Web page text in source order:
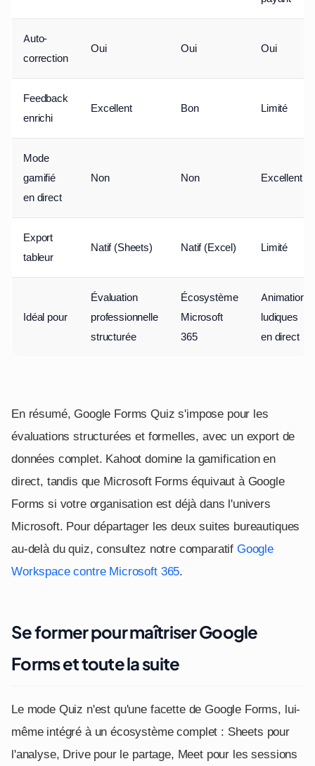
Auto-
correction
Oui Oui Oui
Feedback
enrichi
Excellent Bon Limité
Mode
gamifié
en direct
Non Non Excellent
Export
tableur
Natif (Sheets) Natif (Excel) Limité
Idéal pour
Évaluation
professionnelle
structurée
Écosystème
Microsoft
365
Animations
ludiques
en direct
En résumé, Google Forms Quiz s'impose pour les
évaluations structurées et formelles, avec un export de
données complet. Kahoot domine la gamification en
direct, tandis que Microsoft Forms équivaut à Google
Forms si votre organisation est déjà dans l'univers
Microsoft. Pour départager les deux suites bureautiques
au-delà du quiz, consultez notre comparatif Google
Workspace contre Microsoft 365.
Se former pour maîtriser Google
Forms et toute la suite
Le mode Quiz n'est qu'une facette de Google Forms, lui-
même intégré à un écosystème complet : Sheets pour
l'analyse, Drive pour le partage, Meet pour les sessions